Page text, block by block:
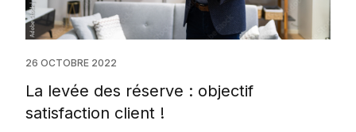
26 OCTOBRE 2022
La levée des réserve : objectif
satisfaction client !